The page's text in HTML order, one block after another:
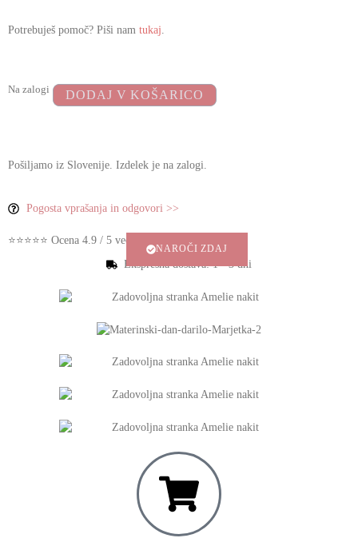
Potrebuješ pomoč? Piši nam tukaj
Na zalogi DODAJ V KOŠARICO
Pošiljamo iz Slovenije. Izdelek je na zalogi.
Pogosta vprašanja in odgovori >>
⭐⭐⭐⭐⭐ Ocena 4.9 / 5 več stotih zadovoljnih strank
NAROČI ZDAJ
Ekspresna dostava: 1 - 3 dni